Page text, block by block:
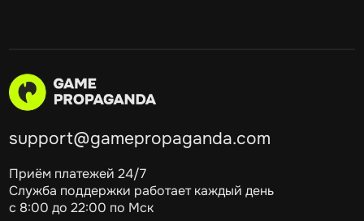
support@gamepropaganda.com
Приём платежей 24/7
Служба поддержки работает каждый день
с 8:00 до 22:00 по Мск